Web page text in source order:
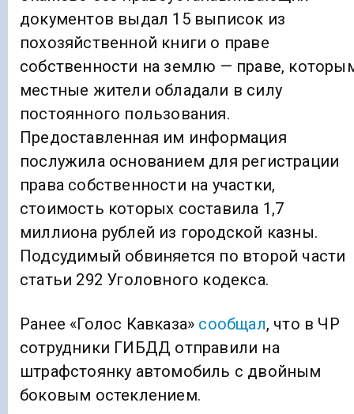
документов выдал 15 выписок из
похозяйственной книги о праве
собственности на землю — праве,
местные жители обладали в силу
постоянного пользования.
Предоставленная им информация
послужила основанием для регистрации
права собственности на участки,
стоимость которых составила 1,7
миллиона рублей из городской казны.
Подсудимый обвиняется по второй части
статьи 292 Уголовного кодекса.
Ранее «Голос Кавказа» сообщал, что в ЧР
сотрудники ГИБДД отправили на
штрафстоянку автомобиль с двойным
боковым остеклением.